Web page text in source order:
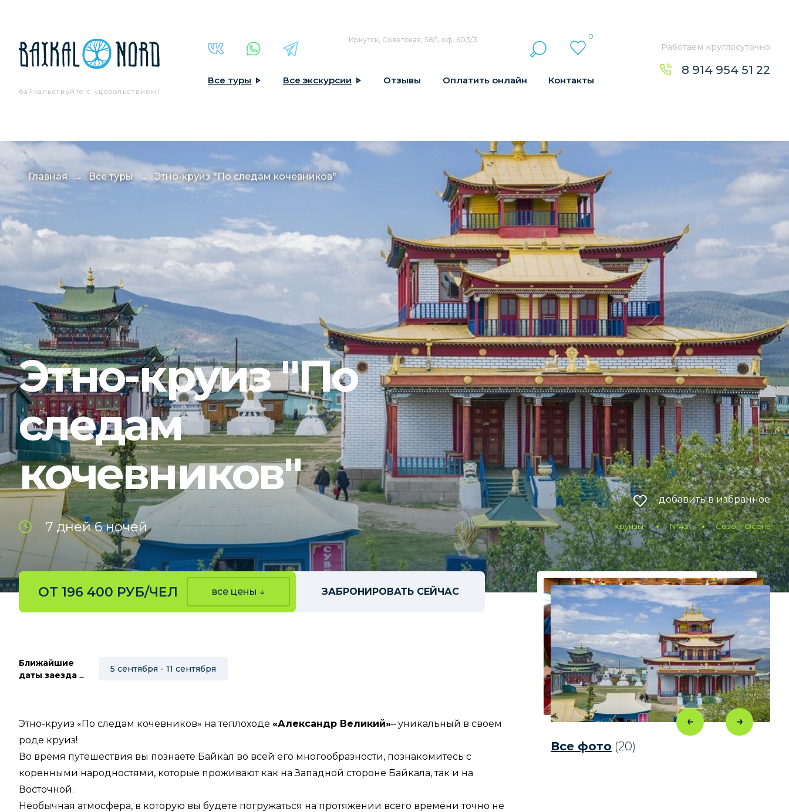
байкальствуйтес удовольствием!
Иркутск, Советская, 58/1, оф. 603/3 0
Все туры Все экскурсии Отзывы Оплатить онлайн Контакты
Работаем круглосуточно
8 914 954 51 22
Главная → Все туры → Этно-круиз "По следам кочевников"
Этно-круиз "По
следам
кочевников"
7 дней 6 ночей
ОТ 196 400 РУБ/ЧЕЛ все цены ↓ ЗАБРОНИРОВАТЬ СЕЙЧАС
добавить в избранное
Круизы №431 Сезон: Осень
Все фото (20)
Ближайшие
даты заезда
5 сентября - 11 сентября
Этно-круиз «По следам кочевников» на теплоходе «Александр Великий»– уникальный в своем
роде круиз!
Во время путешествия вы познаете Байкал во всей его многообразности, познакомитесь с
коренными народностями, которые проживают как на Западной стороне Байкала, так и на
Восточной.
Необычная атмосфера, в которую вы будете погружаться на протяжении всего времени точно не